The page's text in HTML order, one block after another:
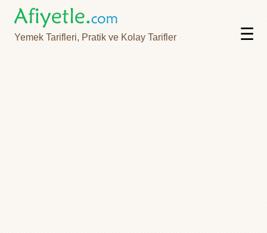
Yemek Tarifleri, Pratik ve Kolay Tarifler ☰